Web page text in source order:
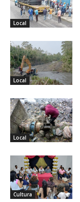
Local
Local
Local
Cultura